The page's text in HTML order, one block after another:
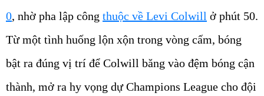
0, nhờ pha lập công thuộc về Levi Colwill ở phút 50.
Từ một tình huống lộn xộn trong vòng cấm, bóng
bật ra đúng vị trí để Colwill băng vào đệm bóng cận
thành, mở ra hy vọng dự Champions League cho đội